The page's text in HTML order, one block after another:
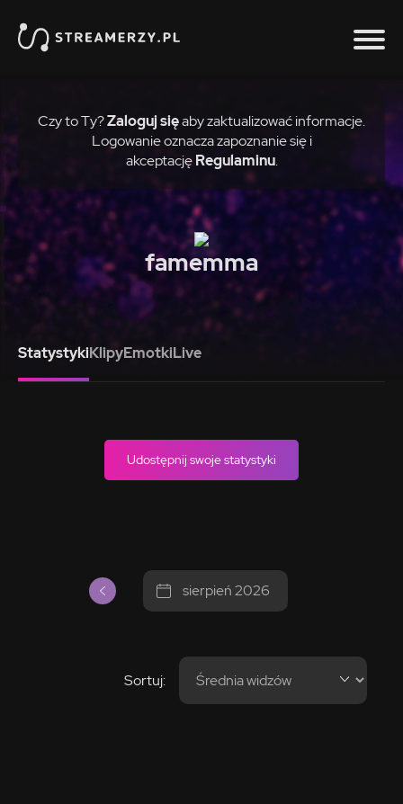
Czy to Ty?Zaloguj sięaby zaktualizować informacje.
Logowanie oznacza zapoznanie się i
akceptację Regulaminu.
famemma
StatystykiKlipyEmotkiLive
Udostępnij swoje statystyki
sierpień 2026
Sortuj: